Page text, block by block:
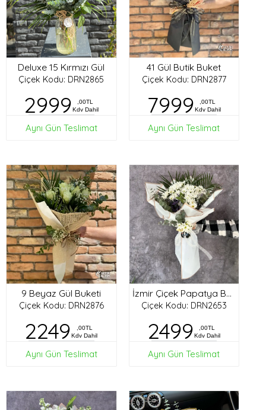
Deluxe 15 Kırmızı Gül
Çiçek Kodu: DRN2865
2999
,00TL
Kdv Dahil
Aynı Gün Teslimat
41 Gül Butik Buket
Çiçek Kodu: DRN2877
7999
,00TL
Kdv Dahil
Aynı Gün Teslimat
9 Beyaz Gül Buketi
Çiçek Kodu: DRN2876
2249
,00TL
Kdv Dahil
Aynı Gün Teslimat
İzmir Çiçek Papatya Buketi
Çiçek Kodu: DRN2653
2499
,00TL
Kdv Dahil
Aynı Gün Teslimat